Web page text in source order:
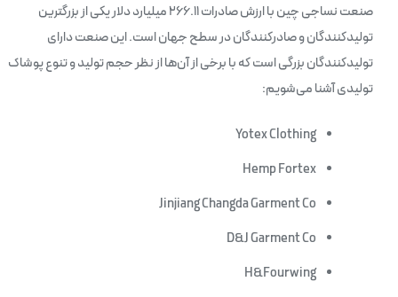
صنعت نساجی چین با ارزش صادرات ۲۶۶.۱۱ میلیارد دلار یکی از بزرگترین
تولیدکنندگان و صادرکنندگان در سطح جهان است. این صنعت دارای
تولیدکنندگان بزرگی است که با برخی از آن‌ها از نظر حجم تولید و تنوع پوشاک
تولیدی آشنا می‌شویم:
Yotex Clothing
Hemp Fortex
Jinjiang Changda Garment Co
D&J Garment Co
H&Fourwing